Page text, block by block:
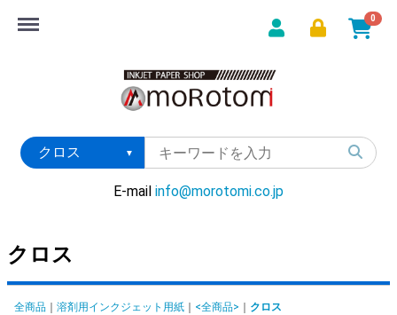
0
E-mail info@morotomi.co.jp
Menu
クロス
全商品 溶剤用インクジェット用紙 <全商品> クロス